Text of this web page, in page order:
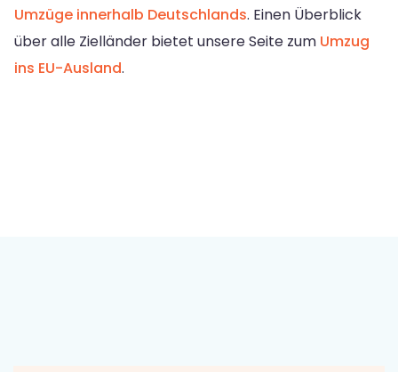
Umzüge innerhalb Deutschlands. Einen Überblick
über alle Zielländer bietet unsere Seite zum Umzug
ins EU-Ausland.